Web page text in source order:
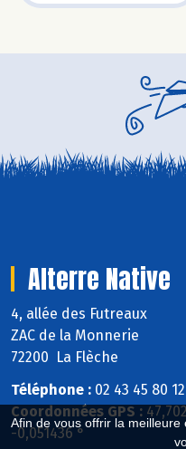
Afin de vous offrir la
Alterre Native
4, allée des Futreaux
ZAC de la Monnerie
72200 La Flèche
Téléphone : 02 43 45 80 12
Coordonnées GPS :
-0,051436 °